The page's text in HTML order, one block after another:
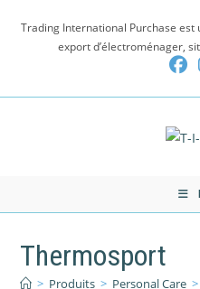
Trading International Purchase est
export d’électroménager,
Thermosport
> Produits > Personal Care >